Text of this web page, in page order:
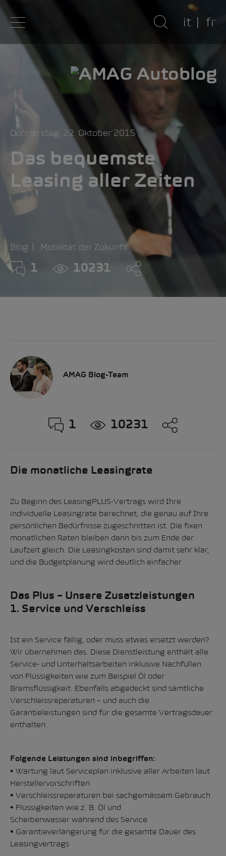
it fr
Donnerstag, 22. Oktober 2015
Das bequemste
Leasing aller Zeiten
Blog Mobilität der Zukunft
1 10231
AMAG Blog-Team
1 10231
Die monatliche Leasingrate
Zu Beginn des LeasingPLUS-Vertrags wird Ihre
individuelle Leasingrate berechnet, die genau auf Ihre
persönlichen Bedürfnisse zugeschnitten ist. Die fixen
monatlichen Raten bleiben dann bis zum Ende der
Laufzeit gleich. Die Leasingkosten sind damit sehr klar,
und die Budgetplanung wird deutlich einfacher.
Das Plus – Unsere Zusatzleistungen
1. Service und Verschleiss
Ist ein Service fällig, oder muss etwas ersetzt werden?
Wir übernehmen das. Diese Dienstleistung enthält alle
Service- und Unterhaltsarbeiten inklusive Nachfüllen
von Flüssigkeiten wie zum Beispiel Öl oder
Bremsflüssigkeit. Ebenfalls abgedeckt sind sämtliche
Verschleissreparaturen – und auch die
Garantieleistungen sind für die gesamte Vertragsdauer
enthalten.
Folgende Leistungen sind inbegriffen:
• Wartung laut Serviceplan inklusive aller Arbeiten laut
Herstellervorschriften
• Verschleissreparaturen bei sachgemässem Gebrauch
• Flüssigkeiten wie z. B. Öl und
Scheibenwasser während des Service
• Garantieverlängerung für die gesamte Dauer des
Leasingvertrags